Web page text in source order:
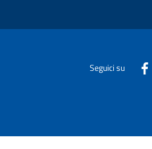
Seguici su